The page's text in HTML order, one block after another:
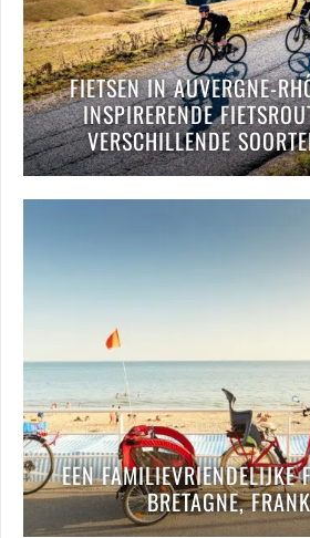
FIETSEN IN AUVERGNE-
INSPIRERENDE
VERSCHILLENDE
EEN FAMILIEVRIENDELIJKE
BRETAGNE,